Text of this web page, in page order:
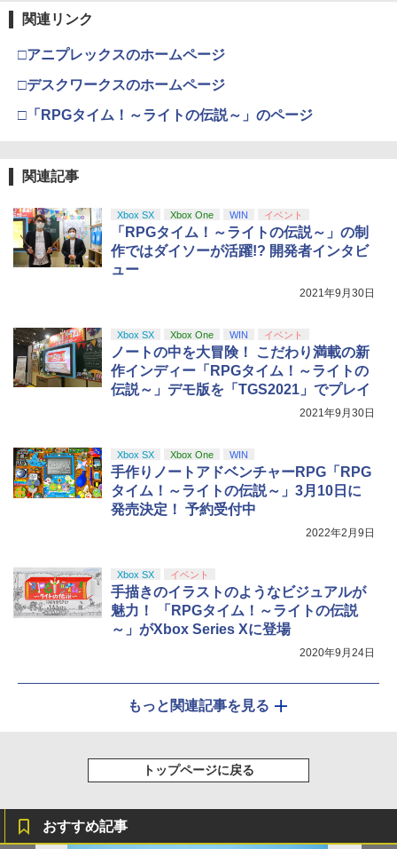
【中古】 モンスターズ インク,モンスタ
ーズ ユニバーシティ (2巻セット) [レン
タル落ち] [Blu-ray] [ブルーレイ]
￥3,003
ンラインコード版
5
ニンテンドープリペイド番号 5000円|オ
ンラインコード版
￥5,000
【純正品】DualSense ワイヤレスコン
トローラー ミッドナイト ブラック(CFI-
ZCT2J01)
5
【純正品】DualSense ワイヤレスコン
トローラー(CFI-ZCT2J)
4
【純正品】Xbox 充電式バッテリー + US
5
ラー (カーボンブラック)
￥8,020
窩座再来 通常版 [DVD]
￥3,523
4
￥8,698
【Amazon.co.jp限定】劇場版モノノ怪
剣、十翼より来たる！スタジオ描き下ろ
しイラストボード付) [Blu-ray]
￥9,900
関連リンク
□アニプレックスのホームページ
□デスクワークスのホームページ
□「RPGタイム！～ライトの伝説～」のページ
関連記事
Xbox SX Xbox One WIN イベント
「RPGタイム！～ライトの伝説～」の制
作ではダイソーが活躍!? 開発者インタビ
ュー
2021年9月30日
Xbox SX Xbox One WIN イベント
ノートの中を大冒険！ こだわり満載の新
作インディー「RPGタイム！～ライトの
伝説～」デモ版を「TGS2021」でプレイ
2021年9月30日
Xbox SX Xbox One WIN
手作りノートアドベンチャーRPG「RPG
タイム！～ライトの伝説～」3月10日に
発売決定！ 予約受付中
2022年2月9日
Xbox SX イベント
手描きのイラストのようなビジュアルが
魅力！ 「RPGタイム！～ライトの伝説
～」がXbox Series Xに登場
2020年9月24日
もっと関連記事を見る
トップページに戻る
おすすめ記事